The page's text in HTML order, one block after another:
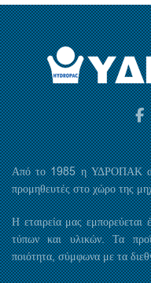
Από το 1985 η ΥΔΡΟΠΑΚ
προμηθευτές στο χώρο της
Η εταιρεία μας
τύπων και υλικών. Τα
ποιότητα, σύμφωνα με τα